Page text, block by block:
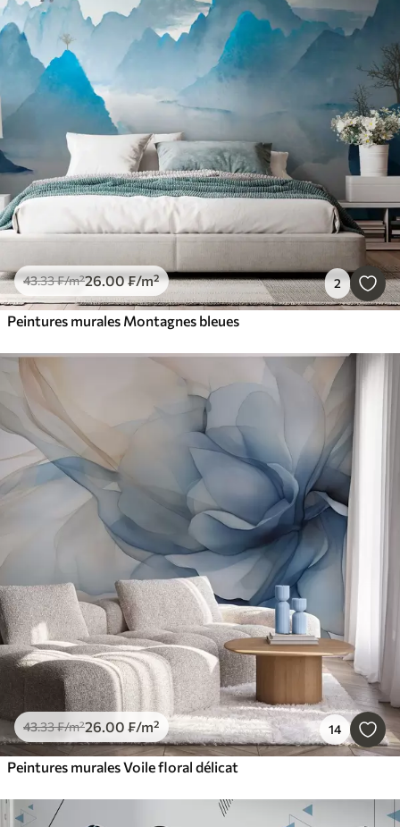
43.33₣/m²26.00₣/m² 2
Peintures murales Montagnes bleues
43.33₣/m²26.00 ₣/m² 14
Peintures murales Voile floral délicat